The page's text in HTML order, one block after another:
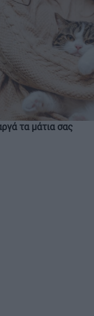
τα μάτια σας